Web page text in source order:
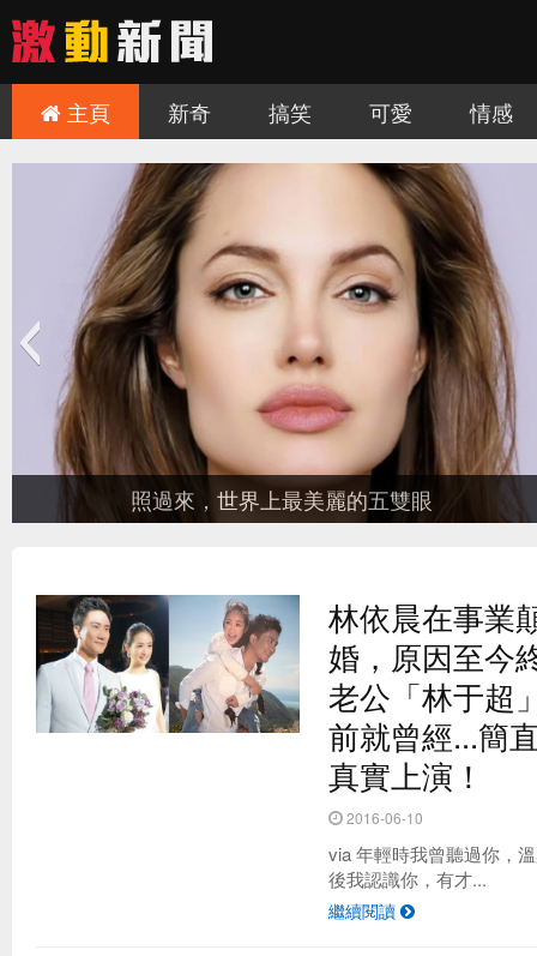
主頁 新奇 搞笑 可愛 情感
慎入！讓人難毛骨悚然的三個
台灣最夯的野餐地點 原來是這！？
林依晨在事業
婚，原因至今
老公「林于超
前就曾經...簡
真實上演！
2016-06-10
via 年輕時我曾聽過你，
後我認識你，有才...
繼續閱讀